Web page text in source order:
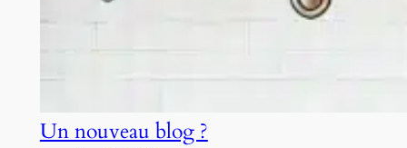
Un nouveau blog ?